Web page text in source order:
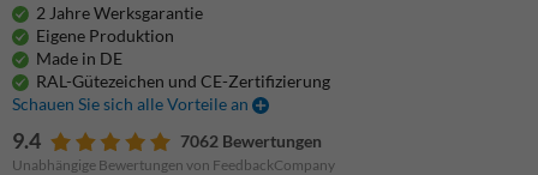
2 Jahre Werksgarantie
Eigene Produktion
Made in DE
RAL-Gütezeichen und CE-Zertifizierung
Schauen Sie sich alle Vorteile an
9.4 7062 Bewertungen
Unabhängige Bewertungen von FeedbackCompany